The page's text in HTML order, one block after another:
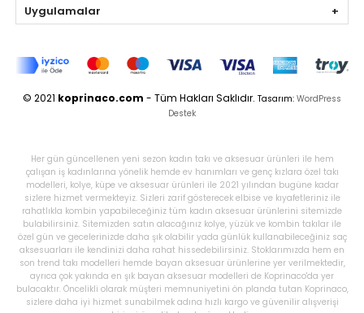
Uygulamalar
© 2021 koprinaco.com - Tüm Hakları Saklıdır. Tasarım: WordPress
Destek
Her gün güncellenen yeni sezon kadın takı ve aksesuar ürünleri ile hem
çalışan iş kadınlarına yönelik hemde ev hanımları ve genç kızlara özel takı
modelleri, kolye, küpe ve aksesuar ürünleri ile 2021 yılından bugüne kadar
sizlere hizmet vermekteyiz. Sizleri zarif gösterecek elbise ve kıyafetleriniz ile
rahatlıkla kombin yapabileceğiniz tüm kadın aksesuar ürünlerini sitemizde
bulabilirsiniz. Sitemizden satın alacağınız kolye, yüzük ve kombin takılar ile
özel gün ve gecelerinizde daha şık olabilir yada günlük kullanabileceğiniz saç
aksesuarları ile kendinizi daha rahat hissedebilirsiniz. Stoklarımızda hem en
son trend takı modelleri hemde bayan aksesuar ürünlerine yer verilmektedir,
ayrıca çok yakında en şık bayan aksesuar modelleri de Koprinaco'da yer
bulacaktır. Öncelikli olarak müşteri memnuniyetini ön planda tutan Koprinaco,
sizlere daha iyi hizmet sunabilmek adına hızlı kargo ve güvenilir alışverişi